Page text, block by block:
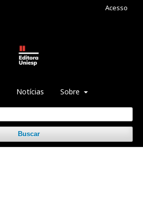
Notícias Sobre
Buscar
Acesso